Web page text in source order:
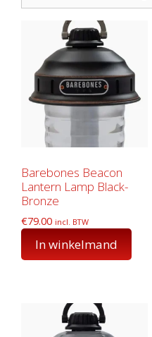
Barebones Beacon
Lantern Lamp Black-
Bronze
€79.00 incl. BTW
In winkelmand